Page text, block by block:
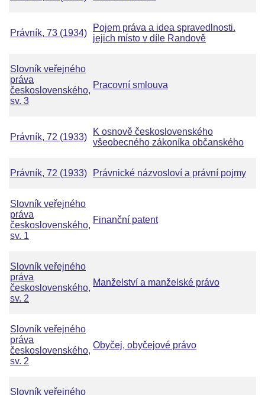
Právník, 73 (1934)
Pojem práva a idea spravedlnosti.
jejich místo v díle Randově
Slovník veřejného
práva
československého,
sv. 3
Pracovní smlouva
Právník, 72 (1933)
K osnově československého
všeobecného zákoníka občanského
Právník, 72 (1933) Právnické názvosloví a právní pojmy
Slovník veřejného
práva
československého,
sv. 1
Finanční patent
Slovník veřejného
práva
československého,
sv. 2
Manželství a manželské právo
Slovník veřejného
práva
československého,
sv. 2
Obyčej, obyčejové právo
Slovník veřejného